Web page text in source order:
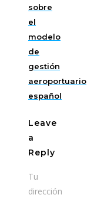
sobre
el
modelo
de
gestión
aeroportuario
español
Leave
a
Reply
Tu
dirección